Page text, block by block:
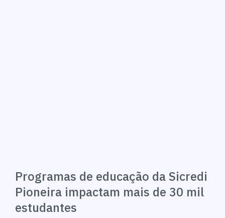
Programas de educação da Sicredi
Pioneira impactam mais de 30 mil
estudantes